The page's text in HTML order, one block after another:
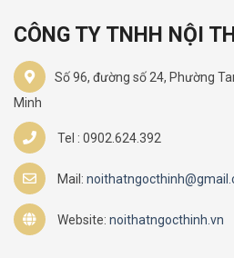
CÔNG TY TNHH NỘI
Số 96, đường số 24, Phường
Minh
Tel : 0902.624.392
Mail:
Website: noithatngocthinh.vn